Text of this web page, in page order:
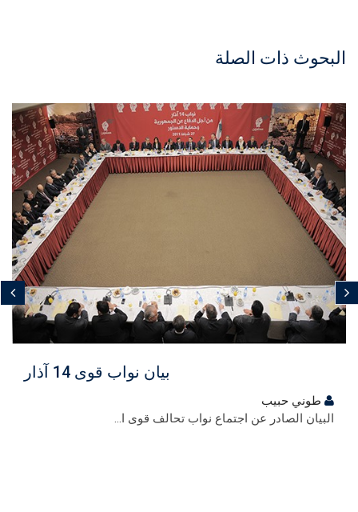
البحوث ذات الصلة
مجاني
بيان نواب قوى 14 آذار
البيان الصادر عن اجتماع نواب تحالف قوى ا...